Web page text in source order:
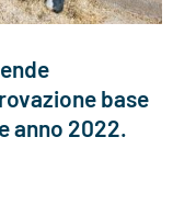
base
anno 2022.